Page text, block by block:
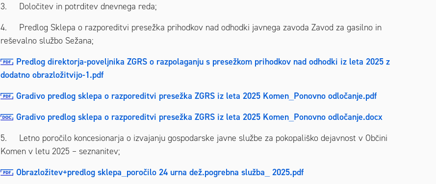
3. Določitev in potrditev dnevnega reda;
4. Predlog Sklepa o razporeditvi presežka prihodkov nad odhodki javnega zavoda Zavod za gasilno in
reševalno službo Sežana;
Predlog direktorja-poveljnika ZGRS o razpolaganju s presežkom prihodkov nad odhodki iz leta 2025 z
dodatno obrazložitvijo-1.pdf
Gradivo predlog sklepa o razporeditvi presežka ZGRS iz leta 2025 Komen_Ponovno odločanje.pdf
Gradivo predlog sklepa o razporeditvi presežka ZGRS iz leta 2025 Komen_Ponovno odločanje.docx
5. Letno poročilo koncesionarja o izvajanju gospodarske javne službe za pokopališko dejavnost v Občini
Komen v letu 2025 – seznanitev;
Obrazložitev+predlog sklepa_poročilo 24 urna dež.pogrebna služba_ 2025.pdf